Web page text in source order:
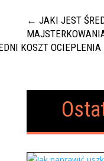
← JAKI JEST
KOSZT OCIEPLENIA